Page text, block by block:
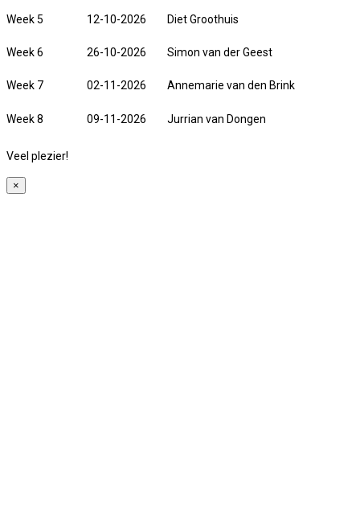
Week 5 12-10-2026 Diet Groothuis
Week 6 26-10-2026 Simon van der Geest
Week 7 02-11-2026 Annemarie van den Brink
Week 8 09-11-2026 Jurrian van Dongen
Veel plezier!
×